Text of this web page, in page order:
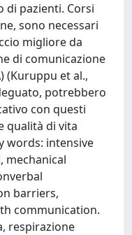
di pazienti. Corsi
sono necessari
migliore da
di comunicazione
(Kuruppu et al.,
potrebbero
con questi
qualità di vita
words: intensive
mechanical
barriers,
communication.
respirazione